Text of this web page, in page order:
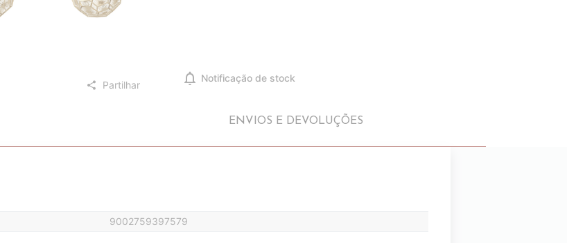
share Partilhar notifications Notificação de stock
ENVIOS E DEVOLUÇÕES
9002759397579